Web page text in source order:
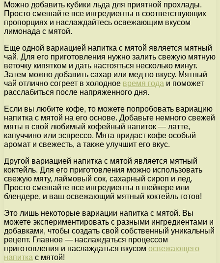
Можно добавить кубики льда для приятной прохлады.
Просто смешайте все ингредиенты в соответствующих
пропорциях и наслаждайтесь освежающим вкусом
лимонада с мятой.
Еще одной вариацией напитка с мятой является мятный
чай. Для его приготовления нужно залить свежую мятную
веточку кипятком и дать настояться несколько минут.
Затем можно добавить сахар или мед по вкусу. Мятный
чай отлично согреет в холодное время года и поможет
расслабиться после напряженного дня.
Если вы любите кофе, то можете попробовать вариацию
напитка с мятой на его основе. Добавьте немного свежей
мяты в свой любимый кофейный напиток — латте,
капуччино или эспрессо. Мята придаст кофе особый
аромат и свежесть, а также улучшит его вкус.
Другой вариацией напитка с мятой является мятный
коктейль. Для его приготовления можно использовать
свежую мяту, лаймовый сок, сахарный сироп и лед.
Просто смешайте все ингредиенты в шейкере или
блендере, и ваш освежающий мятный коктейль готов!
Это лишь некоторые вариации напитка с мятой. Вы
можете экспериментировать с разными ингредиентами и
добавками, чтобы создать свой собственный уникальный
рецепт. Главное — наслаждаться процессом
приготовления и наслаждаться вкусом освежающего
напитка с мятой!